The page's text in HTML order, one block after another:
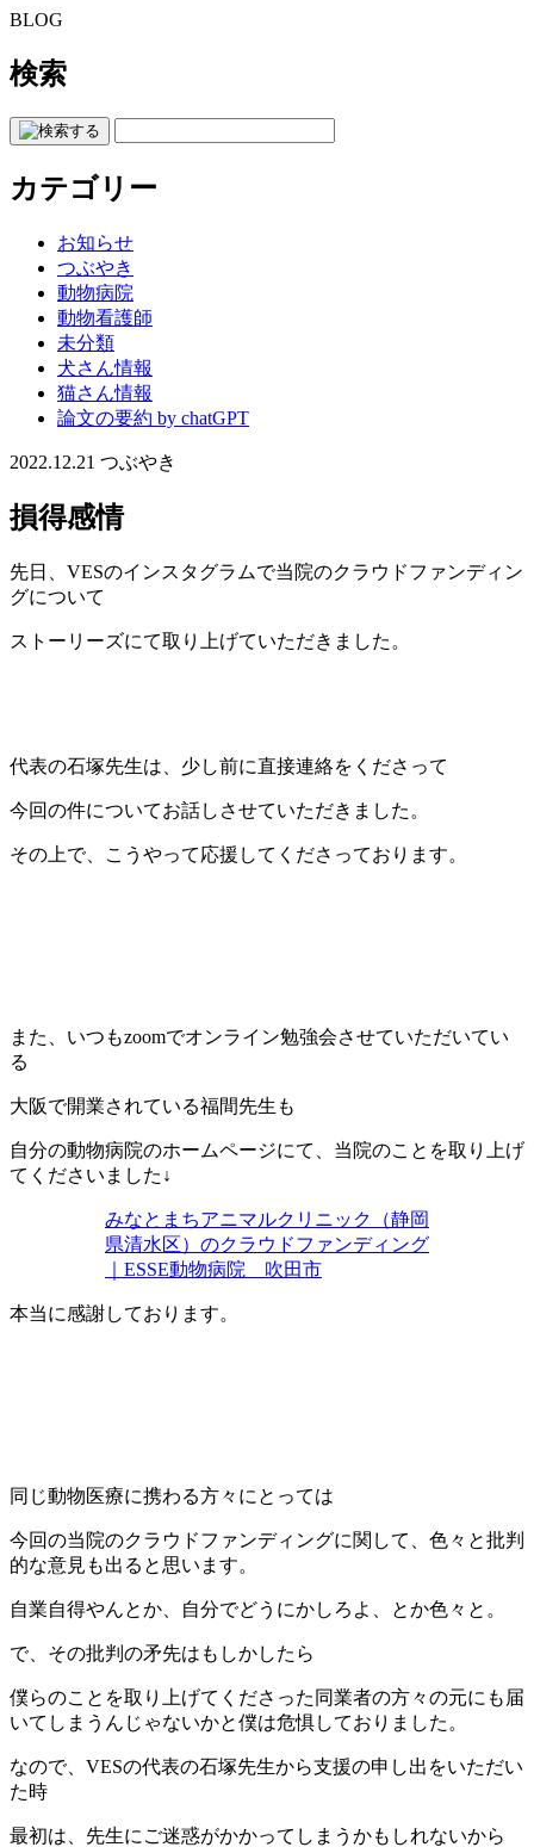
BLOG
検索
カテゴリー
お知らせ
つぶやき
動物病院
動物看護師
未分類
犬さん情報
猫さん情報
論文の要約 by chatGPT
2022.12.21 つぶやき
損得感情
先日、VESのインスタグラムで当院のクラウドファンディン
グについて
ストーリーズにて取り上げていただきました。
代表の石塚先生は、少し前に直接連絡をくださって
今回の件についてお話しさせていただきました。
その上で、こうやって応援してくださっております。
また、いつもzoomでオンライン勉強会させていただいてい
る
大阪で開業されている福間先生も
自分の動物病院のホームページにて、当院のことを取り上げ
てくださいました↓
みなとまちアニマルクリニック（静岡
県清水区）のクラウドファンディング
｜ESSE動物病院 吹田市
本当に感謝しております。
同じ動物医療に携わる方々にとっては
今回の当院のクラウドファンディングに関して、色々と批判
的な意見も出ると思います。
自業自得やんとか、自分でどうにかしろよ、とか色々と。
で、その批判の矛先はもしかしたら
僕らのことを取り上げてくださった同業者の方々の元にも届
いてしまうんじゃないかと僕は危惧しておりました。
なので、VESの代表の石塚先生から支援の申し出をいただい
た時
最初は、先生にご迷惑がかかってしまうかもしれないから